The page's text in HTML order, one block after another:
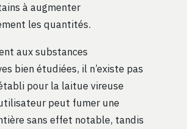
à augmenter
les quantités.
aux substances
bien étudiées, il n’existe pas
pour la laitue vireuse
peut fumer une
sans effet notable, tandis